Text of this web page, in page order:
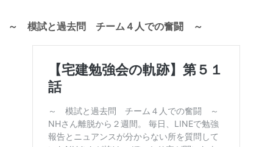
～ 模試と過去問 チーム４人での奮闘 ～